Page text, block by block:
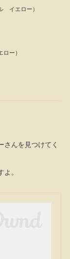
イエロー）
ー）
んを見つけてく
。